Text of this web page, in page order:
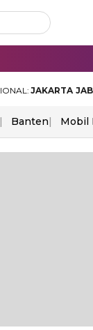
JAKARTA
Banten Mobil